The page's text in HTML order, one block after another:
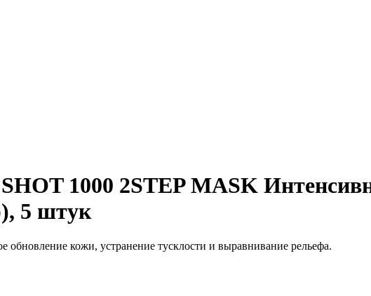
1000 2STEP MASK
5 штук
кожи, устранение тусклости и выравнивание рельефа.